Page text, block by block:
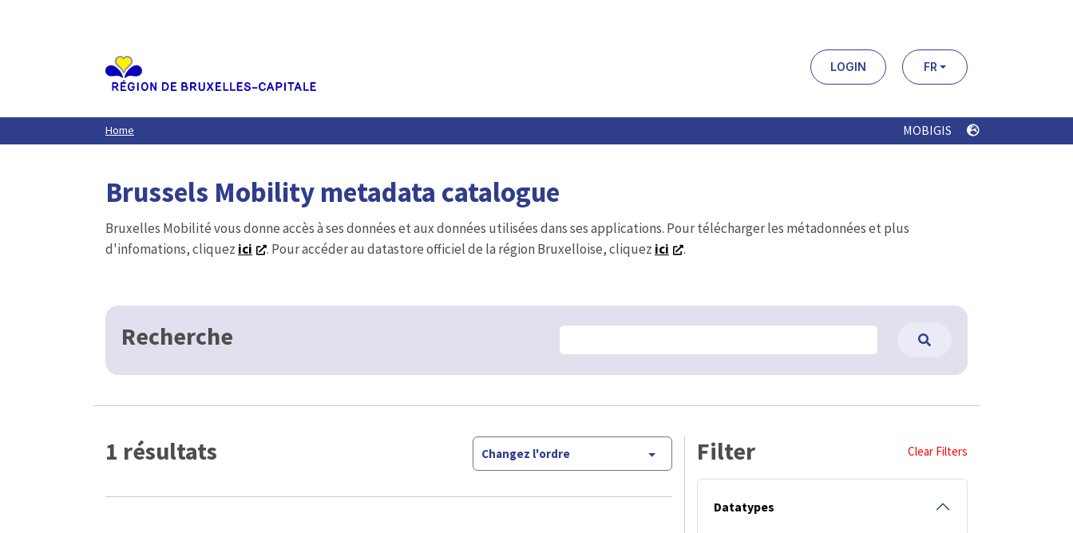
LOGIN FR
Home MOBIGIS
Brussels Mobility metadata catalogue
Bruxelles Mobilité vous donne accès à ses données et aux données utilisées dans ses applications. Pour télécharger les métadonnées et plus
d'infomations, cliquez ici . Pour accéder au datastore officiel de la région Bruxelloise, cliquez ici .
Recherche
1 résultats Changez l'ordre Filter Clear Filters
Datatypes